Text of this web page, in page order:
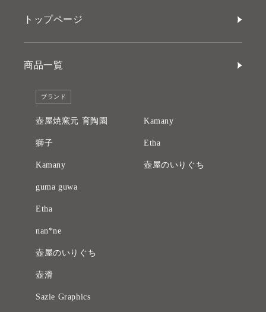
トップページ
商品一覧
ブランド
壺屋焼窯元 育陶園
獅子
Kamany
guma guwa
Etha
nan*ne
壺屋のいりぐち
壺滑
Sazie Graphics
Kamany
Etha
壺屋のいりぐち